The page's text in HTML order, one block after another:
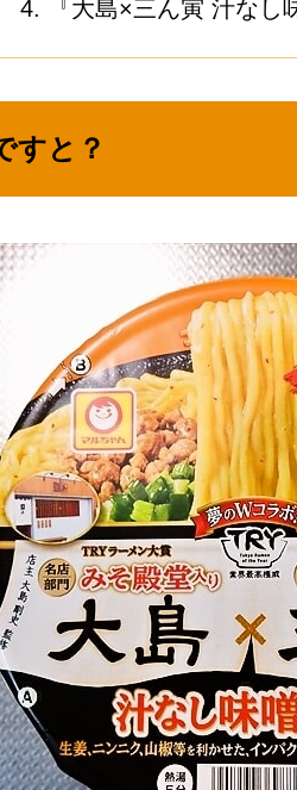
『大島×三ん寅 汁な
すと？